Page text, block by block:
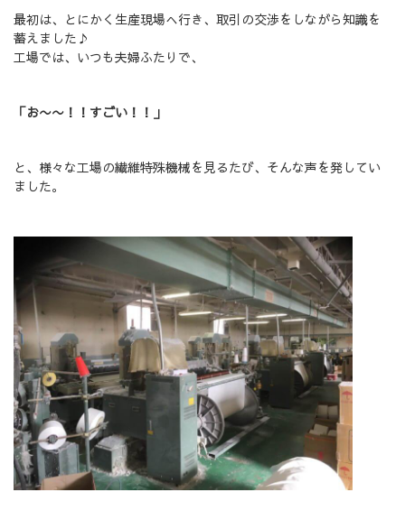
最初は、とにかく生産現場へ行き、取引の交渉をしながら知識を
蓄えました♪
工場では、いつも夫婦ふたりで、
「お〜〜！！すごい！！」
と、様々な工場の繊維特殊機械を見るたび、そんな声を発してい
ました。